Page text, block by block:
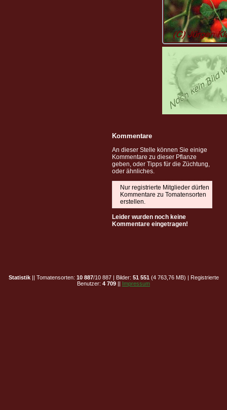
Kommentare
An dieser Stelle können Sie einige
Kommentare zu dieser Pflanze
geben, oder Tipps für die Züchtung,
oder ähnliches.
Nur registrierte Mitglieder dürfen
Kommentare zu Tomatensorten
erstellen.
Leider wurden noch keine
Kommentare eingetragen!
Statistik|| Tomatensorten: 10 887/10 887 | Bilder: 51 551 (4 763,76 MB) | Registrierte
Benutzer: 4 709 || Impressum